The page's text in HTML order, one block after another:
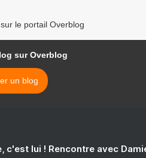
le portail Overblog
sur Overblog
un blog
c'est lui ! Rencontre avec